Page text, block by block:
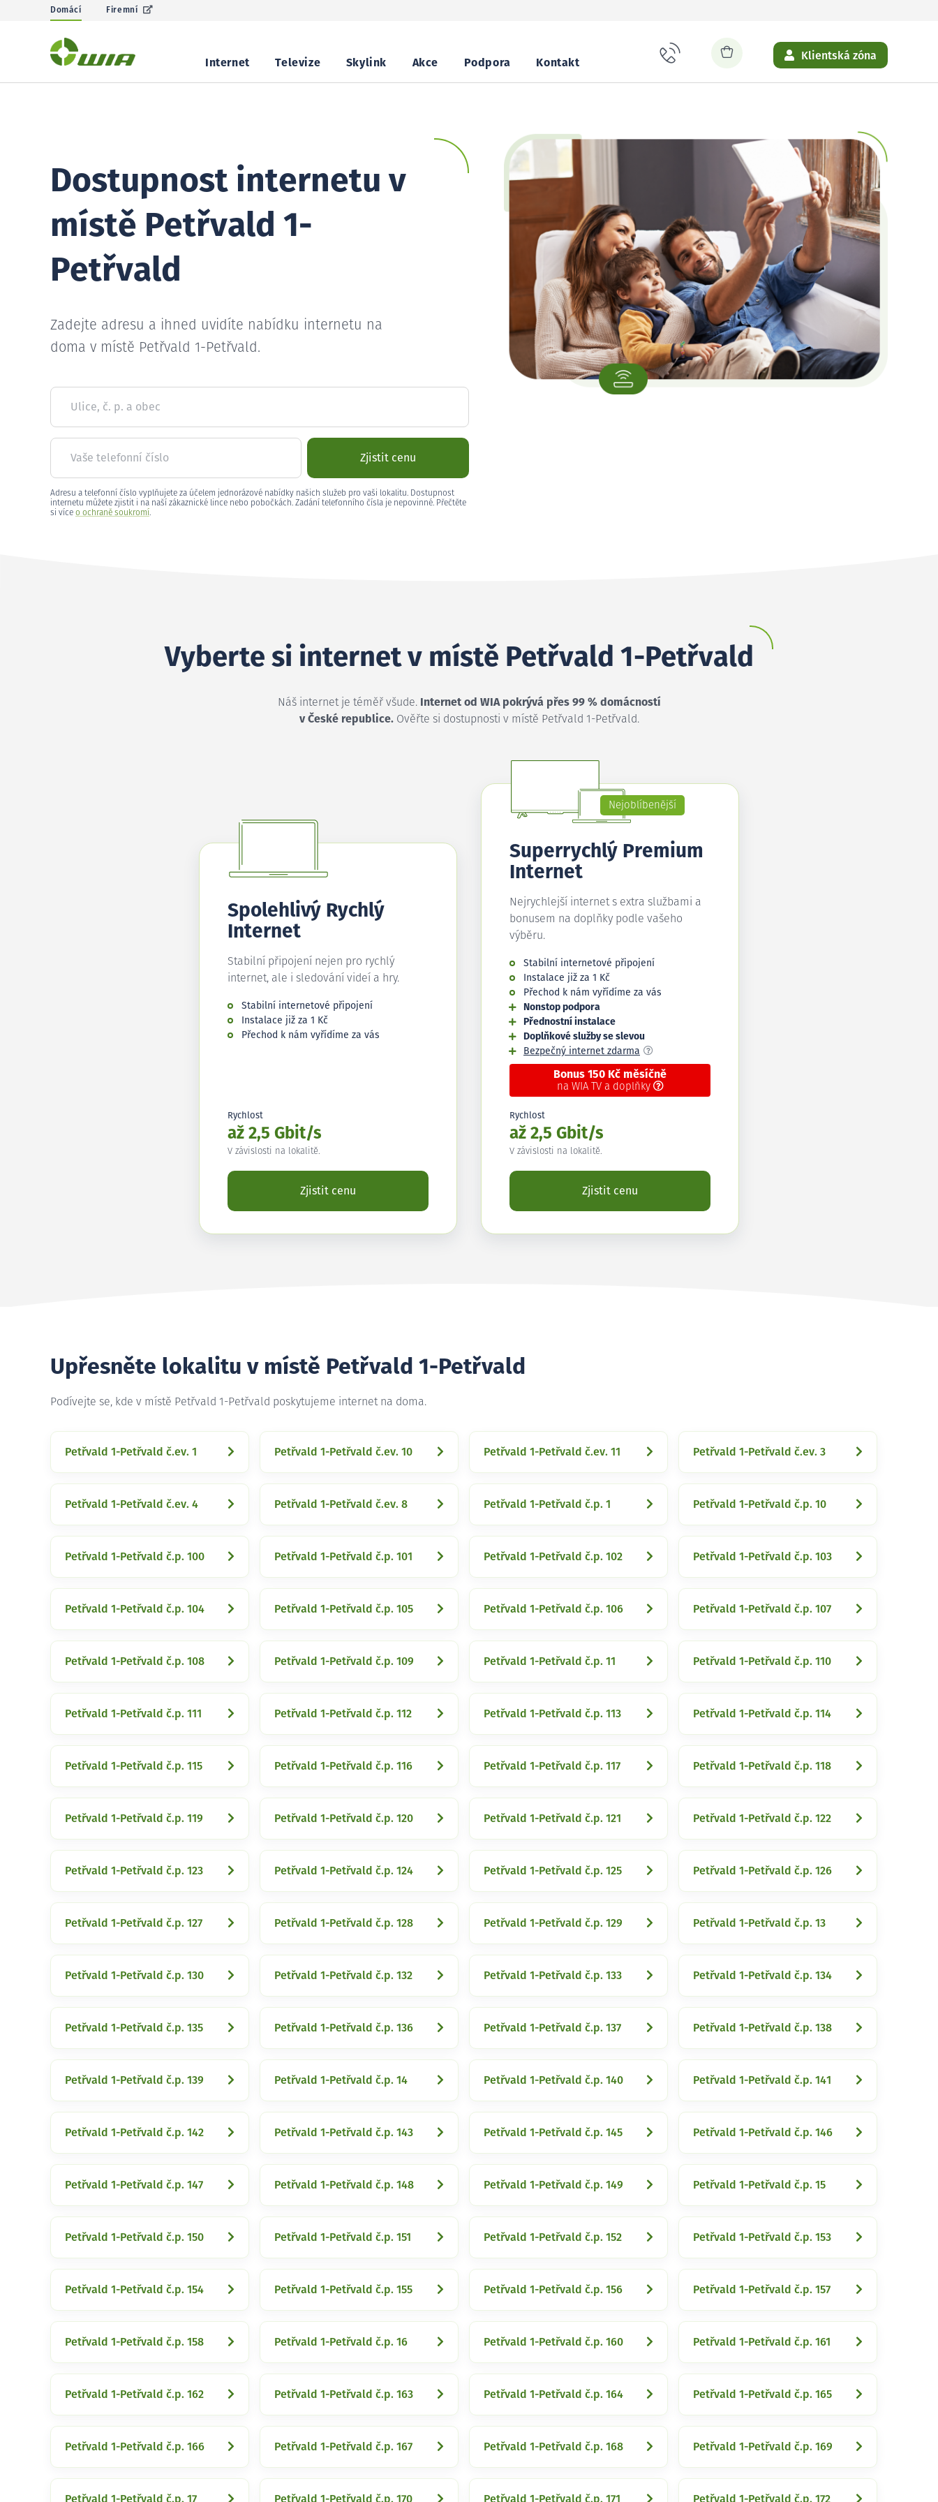
Domácí Firemní
Internet Televize Skylink Akce Podpora Kontakt
Klientská zóna
Dostupnost internetu v
místě Petřvald 1-
Petřvald
Zadejte adresu a ihned uvidíte nabídku internetu na
doma v místě Petřvald 1-Petřvald.
Ulice, č. p. a obec
Vaše telefonní číslo Zjistit cenu
Adresu a telefonní číslo vyplňujete za účelem jednorázové nabídky našich služeb pro vaši lokalitu. Dostupnost
internetu můžete zjistit i na naší zákaznické lince nebo pobočkách. Zadání telefonního čísla je nepovinné. Přečtěte
si více o ochraně soukromí.
Vyberte si internet v místě Petřvald 1-Petřvald
Náš internet je téměř všude.
Internet od WIA pokrývá přes 99 % domácností
v České republice.Ověřte si dostupnosti v místě Petřvald 1-Petřvald.
Spolehlivý Rychlý
Internet
Stabilní připojení nejen pro rychlý
internet, ale i sledování videí a hry.
Stabilní internetové připojení
Instalace již za 1 Kč
Přechod k nám vyřídíme za vás
Rychlost
až 2,5 Gbit/s
V závislosti na lokalitě.
Zjistit cenu
Nejoblíbenější
Superrychlý Premium
Internet
Nejrychlejší internet s extra službami a
bonusem na doplňky podle vašeho
výběru.
Stabilní internetové připojení
Instalace již za 1 Kč
Přechod k nám vyřídíme za vás
Nonstop podpora
Přednostní instalace
Doplňkové služby se slevou
Bezpečný internet zdarma
Bonus 150 Kč měsíčně
na WIA TV a doplňky
Rychlost
až 2,5 Gbit/s
V závislosti na lokalitě.
Zjistit cenu
Upřesněte lokalitu v místě Petřvald 1-Petřvald
Podívejte se, kde v místě Petřvald 1-Petřvald poskytujeme internet na doma.
Petřvald 1-Petřvald č.ev. 1 Petřvald 1-Petřvald č.ev. 10 Petřvald 1-Petřvald č.ev. 11 Petřvald 1-Petřvald č.ev. 3
Petřvald 1-Petřvald č.ev. 4 Petřvald 1-Petřvald č.ev. 8 Petřvald 1-Petřvald č.p. 1 Petřvald 1-Petřvald č.p. 10
Petřvald 1-Petřvald č.p. 100 Petřvald 1-Petřvald č.p. 101 Petřvald 1-Petřvald č.p. 102 Petřvald 1-Petřvald č.p. 103
Petřvald 1-Petřvald č.p. 104 Petřvald 1-Petřvald č.p. 105 Petřvald 1-Petřvald č.p. 106 Petřvald 1-Petřvald č.p. 107
Petřvald 1-Petřvald č.p. 108 Petřvald 1-Petřvald č.p. 109 Petřvald 1-Petřvald č.p. 11 Petřvald 1-Petřvald č.p. 110
Petřvald 1-Petřvald č.p. 111 Petřvald 1-Petřvald č.p. 112 Petřvald 1-Petřvald č.p. 113 Petřvald 1-Petřvald č.p. 114
Petřvald 1-Petřvald č.p. 115 Petřvald 1-Petřvald č.p. 116 Petřvald 1-Petřvald č.p. 117 Petřvald 1-Petřvald č.p. 118
Petřvald 1-Petřvald č.p. 119 Petřvald 1-Petřvald č.p. 120 Petřvald 1-Petřvald č.p. 121 Petřvald 1-Petřvald č.p. 122
Petřvald 1-Petřvald č.p. 123 Petřvald 1-Petřvald č.p. 124 Petřvald 1-Petřvald č.p. 125 Petřvald 1-Petřvald č.p. 126
Petřvald 1-Petřvald č.p. 127 Petřvald 1-Petřvald č.p. 128 Petřvald 1-Petřvald č.p. 129 Petřvald 1-Petřvald č.p. 13
Petřvald 1-Petřvald č.p. 130 Petřvald 1-Petřvald č.p. 132 Petřvald 1-Petřvald č.p. 133 Petřvald 1-Petřvald č.p. 134
Petřvald 1-Petřvald č.p. 135 Petřvald 1-Petřvald č.p. 136 Petřvald 1-Petřvald č.p. 137 Petřvald 1-Petřvald č.p. 138
Petřvald 1-Petřvald č.p. 139 Petřvald 1-Petřvald č.p. 14 Petřvald 1-Petřvald č.p. 140 Petřvald 1-Petřvald č.p. 141
Petřvald 1-Petřvald č.p. 142 Petřvald 1-Petřvald č.p. 143 Petřvald 1-Petřvald č.p. 145 Petřvald 1-Petřvald č.p. 146
Petřvald 1-Petřvald č.p. 147 Petřvald 1-Petřvald č.p. 148 Petřvald 1-Petřvald č.p. 149 Petřvald 1-Petřvald č.p. 15
Petřvald 1-Petřvald č.p. 150 Petřvald 1-Petřvald č.p. 151 Petřvald 1-Petřvald č.p. 152 Petřvald 1-Petřvald č.p. 153
Petřvald 1-Petřvald č.p. 154 Petřvald 1-Petřvald č.p. 155 Petřvald 1-Petřvald č.p. 156 Petřvald 1-Petřvald č.p. 157
Petřvald 1-Petřvald č.p. 158 Petřvald 1-Petřvald č.p. 16 Petřvald 1-Petřvald č.p. 160 Petřvald 1-Petřvald č.p. 161
Petřvald 1-Petřvald č.p. 162 Petřvald 1-Petřvald č.p. 163 Petřvald 1-Petřvald č.p. 164 Petřvald 1-Petřvald č.p. 165
Petřvald 1-Petřvald č.p. 166 Petřvald 1-Petřvald č.p. 167 Petřvald 1-Petřvald č.p. 168 Petřvald 1-Petřvald č.p. 169
Petřvald 1-Petřvald č.p. 17 Petřvald 1-Petřvald č.p. 170 Petřvald 1-Petřvald č.p. 171 Petřvald 1-Petřvald č.p. 172